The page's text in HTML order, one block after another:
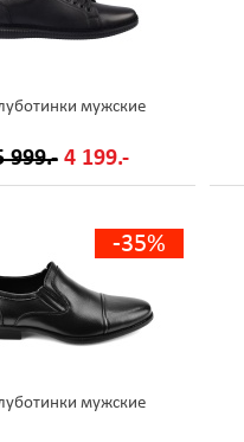
мужские
999.- 4 199.-
-35%
мужские